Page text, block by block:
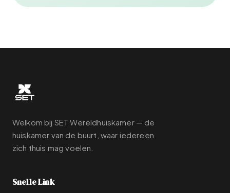
Welkom bij SET Wereldhuiskamer — de
huiskamer van de buurt, waar iedereen
zich thuis mag voelen.
Snelle Link